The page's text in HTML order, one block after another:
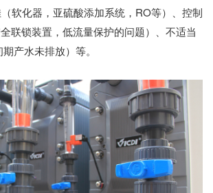
软化器，亚硫酸添加系统，RO等）、控制
联锁装置，低流量保护的问题）、不适当
产水未排放）等。